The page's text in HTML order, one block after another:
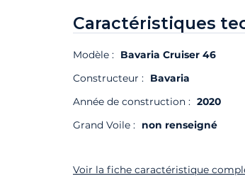
Caractéristiques
Modèle : Bavaria Cruiser 46
Constructeur : Bavaria
Année de construction : 2020
Grand Voile : non renseigné
Voir la fiche caractéristique